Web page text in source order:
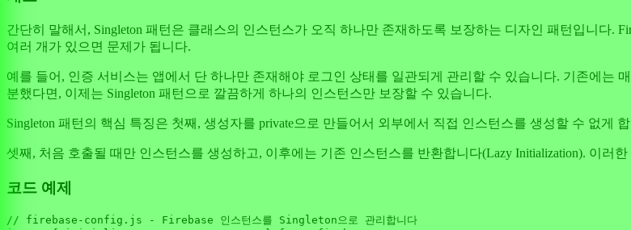
간단히 말해서, Singleton 패턴은 클래스의 인스턴스가 오직 하나만 존재하도록 보장하는 디자인 패턴입니다.
여러 개가 있으면 문제가 됩니다.
예를 들어, 인증 서비스는 앱에서 단 하나만 존재해야 로그인 상태를 일관되게 관리할 수 있습니다. 기존에는
분했다면, 이제는 Singleton 패턴으로 깔끔하게 하나의 인스턴스만 보장할 수 있습니다.
Singleton 패턴의 핵심 특징은 첫째, 생성자를 private으로 만들어서 외부에서 직접 인스턴스를 생성할 수 없게
셋째, 처음 호출될 때만 인스턴스를 생성하고, 이후에는 기존 인스턴스를 반환합니다(Lazy Initialization). 이러
코드 예제
// firebase-config.js - Firebase 인스턴스를 Singleton으로 관리합니다